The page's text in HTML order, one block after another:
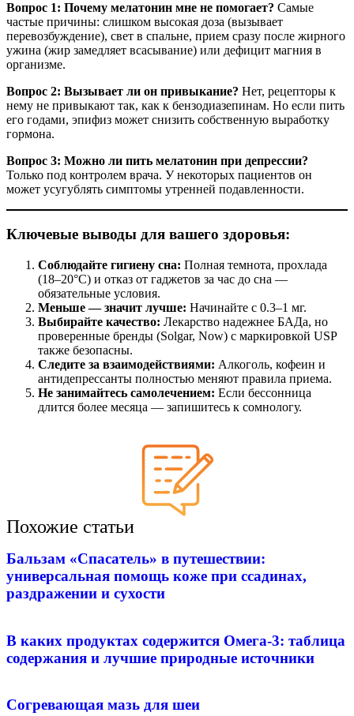
Вопрос 1: Почему мелатонин мне не помогает? Самые
частые причины: слишком высокая доза (вызывает
перевозбуждение), свет в спальне, прием сразу после жирного
ужина (жир замедляет всасывание) или дефицит магния в
организме.
Вопрос 2: Вызывает ли он привыкание? Нет, рецепторы к
нему не привыкают так, как к бензодиазепинам. Но если пить
его годами, эпифиз может снизить собственную выработку
гормона.
Вопрос 3: Можно ли пить мелатонин при депрессии?
Только под контролем врача. У некоторых пациентов он
может усугублять симптомы утренней подавленности.
Ключевые выводы для вашего здоровья:
Соблюдайте гигиену сна: Полная темнота, прохлада
(18–20°C) и отказ от гаджетов за час до сна —
обязательные условия.
Меньше — значит лучше: Начинайте с 0.3–1 мг.
Выбирайте качество: Лекарство надежнее БАДа, но
проверенные бренды (Solgar, Now) с маркировкой USP
также безопасны.
Следите за взаимодействиями: Алкоголь, кофеин и
антидепрессанты полностью меняют правила приема.
Не занимайтесь самолечением: Если бессонница
длится более месяца — запишитесь к сомнологу.
Похожие статьи
Бальзам «Спасатель» в путешествии:
универсальная помощь коже при ссадинах,
раздражении и сухости
В каких продуктах содержится Омега-3: таблица
содержания и лучшие природные источники
Согревающая мазь для шеи